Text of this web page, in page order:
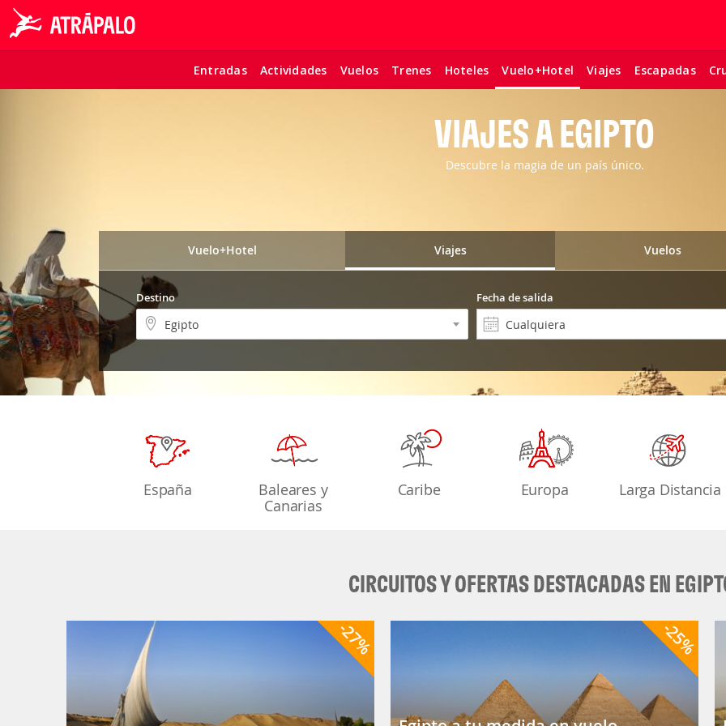
Entradas Actividades Vuelos Trenes Hoteles Vuelo+Hotel Viajes Escapadas
VIAJES A EGIPTO
Descubre la magia de un país único.
Vuelo+Hotel Viajes Vuelos
Destino
Egipto
Fecha de salida
Cualquiera
España
Baleares y
Canarias
Caribe Europa Larga Distancia
CIRCUITOS Y OFERTAS DESTACADAS EN
-27% -25%